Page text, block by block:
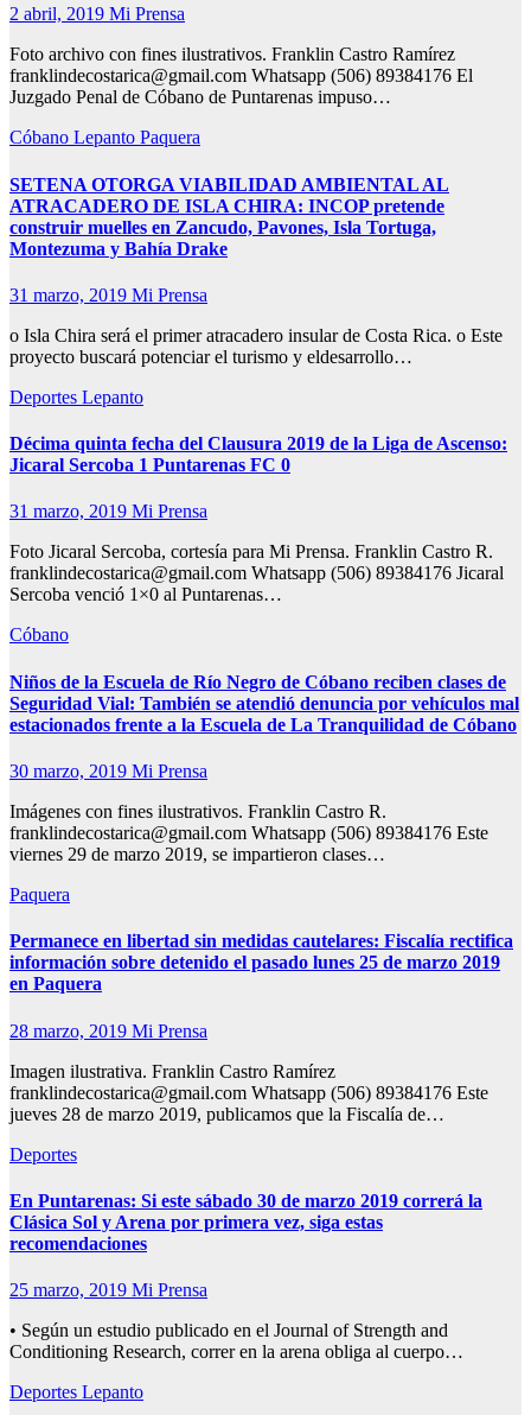
2 abril, 2019 Mi Prensa
Foto archivo con fines ilustrativos. Franklin Castro Ramírez
franklindecostarica@gmail.com Whatsapp (506) 89384176 El
Juzgado Penal de Cóbano de Puntarenas impuso…
Cóbano Lepanto Paquera
SETENA OTORGA VIABILIDAD AMBIENTAL AL
ATRACADERO DE ISLA CHIRA: INCOP pretende
construir muelles en Zancudo, Pavones, Isla Tortuga,
Montezuma y Bahía Drake
31 marzo, 2019 Mi Prensa
o Isla Chira será el primer atracadero insular de Costa Rica. o Este
proyecto buscará potenciar el turismo y eldesarrollo…
Deportes Lepanto
Décima quinta fecha del Clausura 2019 de la Liga de Ascenso:
Jicaral Sercoba 1 Puntarenas FC 0
31 marzo, 2019 Mi Prensa
Foto Jicaral Sercoba, cortesía para Mi Prensa. Franklin Castro R.
franklindecostarica@gmail.com Whatsapp (506) 89384176 Jicaral
Sercoba venció 1×0 al Puntarenas…
Cóbano
Niños de la Escuela de Río Negro de Cóbano reciben clases de
Seguridad Vial: También se atendió denuncia por vehículos mal
estacionados frente a la Escuela de La Tranquilidad de Cóbano
30 marzo, 2019 Mi Prensa
Imágenes con fines ilustrativos. Franklin Castro R.
franklindecostarica@gmail.com Whatsapp (506) 89384176 Este
viernes 29 de marzo 2019, se impartieron clases…
Paquera
Permanece en libertad sin medidas cautelares: Fiscalía rectifica
información sobre detenido el pasado lunes 25 de marzo 2019
en Paquera
28 marzo, 2019 Mi Prensa
Imagen ilustrativa. Franklin Castro Ramírez
franklindecostarica@gmail.com Whatsapp (506) 89384176 Este
jueves 28 de marzo 2019, publicamos que la Fiscalía de…
Deportes
En Puntarenas: Si este sábado 30 de marzo 2019 correrá la
Clásica Sol y Arena por primera vez, siga estas
recomendaciones
25 marzo, 2019 Mi Prensa
• Según un estudio publicado en el Journal of Strength and
Conditioning Research, correr en la arena obliga al cuerpo…
Deportes Lepanto